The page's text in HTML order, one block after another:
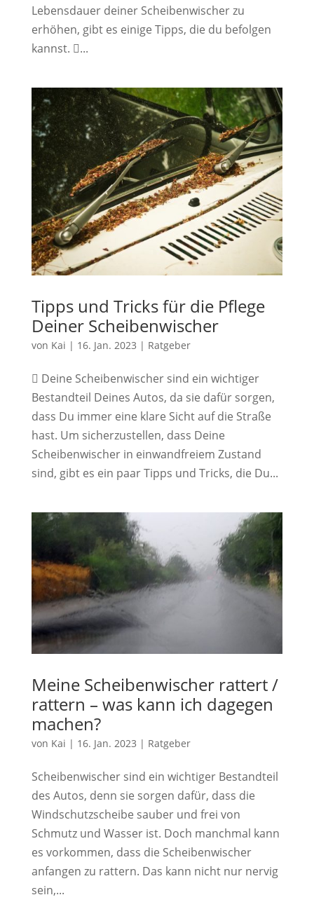
Lebensdauer deiner Scheibenwischer zu
erhöhen, gibt es einige Tipps, die du befolgen
kannst. ...
Tipps und Tricks für die Pflege
Deiner Scheibenwischer
von Kai | 16. Jan. 2023 | Ratgeber
 Deine Scheibenwischer sind ein wichtiger
Bestandteil Deines Autos, da sie dafür sorgen,
dass Du immer eine klare Sicht auf die Straße
hast. Um sicherzustellen, dass Deine
Scheibenwischer in einwandfreiem Zustand
sind, gibt es ein paar Tipps und Tricks, die Du...
Meine Scheibenwischer rattert /
rattern – was kann ich dagegen
machen?
von Kai | 16. Jan. 2023 | Ratgeber
Scheibenwischer sind ein wichtiger Bestandteil
des Autos, denn sie sorgen dafür, dass die
Windschutzscheibe sauber und frei von
Schmutz und Wasser ist. Doch manchmal kann
es vorkommen, dass die Scheibenwischer
anfangen zu rattern. Das kann nicht nur nervig
sein,...